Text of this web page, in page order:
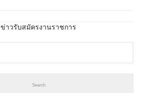
ข่าวรับสมัครงานราชการ